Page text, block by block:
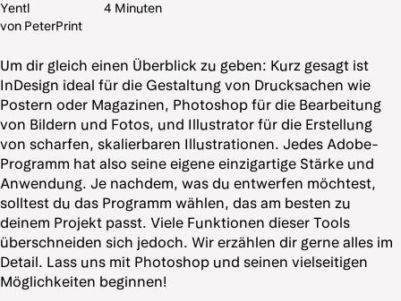
Yentl
von PeterPrint
4 Minuten
Um dir gleich einen Überblick zu geben: Kurz gesagt ist
InDesign ideal für die Gestaltung von Drucksachen wie
Postern oder Magazinen, Photoshop für die Bearbeitung
von Bildern und Fotos, und Illustrator für die Erstellung
von scharfen, skalierbaren Illustrationen. Jedes Adobe-
Programm hat also seine eigene einzigartige Stärke und
Anwendung. Je nachdem, was du entwerfen möchtest,
solltest du das Programm wählen, das am besten zu
deinem Projekt passt. Viele Funktionen dieser Tools
überschneiden sich jedoch. Wir erzählen dir gerne alles im
Detail. Lass uns mit Photoshop und seinen vielseitigen
Möglichkeiten beginnen!